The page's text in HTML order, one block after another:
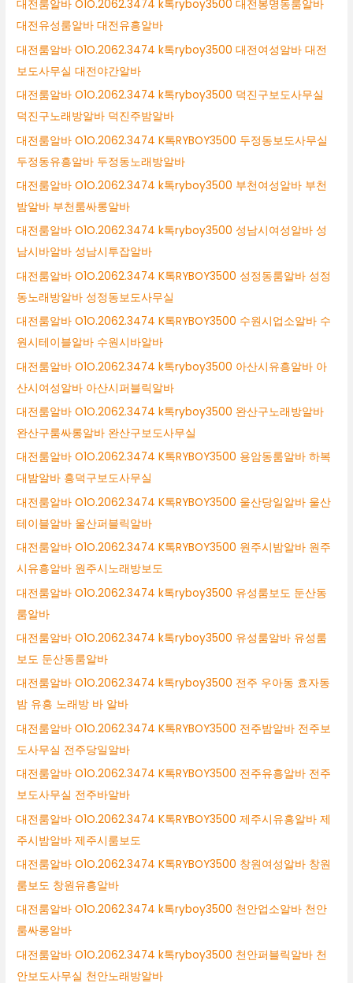
대전룸알바 O1O.2062.3474 k톡ryboy3500 대전봉명동룸알바
대전유성룸알바 대전유흥알바
대전룸알바 O1O.2062.3474 k톡ryboy3500 대전여성알바 대전
보도사무실 대전야간알바
대전룸알바 O1O.2062.3474 k톡ryboy3500 덕진구보도사무실
덕진구노래방알바 덕진주밤알바
대전룸알바 O1O.2062.3474 K톡RYBOY3500 두정동보도사무실
두정동유흥알바 두정동노래방알바
대전룸알바 O1O.2062.3474 k톡ryboy3500 부천여성알바 부천
밤알바 부천룸싸롱알바
대전룸알바 O1O.2062.3474 k톡ryboy3500 성남시여성알바 성
남시바알바 성남시투잡알바
대전룸알바 O1O.2062.3474 K톡RYBOY3500 성정동룸알바 성정
동노래방알바 성정동보도사무실
대전룸알바 O1O.2062.3474 K톡RYBOY3500 수원시업소알바 수
원시테이블알바 수원시바알바
대전룸알바 O1O.2062.3474 k톡ryboy3500 아산시유흥알바 아
산시여성알바 아산시퍼블릭알바
대전룸알바 O1O.2062.3474 k톡ryboy3500 완산구노래방알바
완산구룸싸롱알바 완산구보도사무실
대전룸알바 O1O.2062.3474 K톡RYBOY3500 용암동룸알바 하복
대밤알바 흥덕구보도사무실
대전룸알바 O1O.2062.3474 K톡RYBOY3500 울산당일알바 울산
테이블알바 울산퍼블릭알바
대전룸알바 O1O.2062.3474 K톡RYBOY3500 원주시밤알바 원주
시유흥알바 원주시노래방보도
대전룸알바 O1O.2062.3474 k톡ryboy3500 유성룸보도 둔산동
룸알바
대전룸알바 O1O.2062.3474 k톡ryboy3500 유성룸알바 유성룸
보도 둔산동룸알바
대전룸알바 O1O.2062.3474 k톡ryboy3500 전주 우아동 효자동
밤 유흥 노래방 바 알바
대전룸알바 O1O.2062.3474 K톡RYBOY3500 전주밤알바 전주보
도사무실 전주당일알바
대전룸알바 O1O.2062.3474 K톡RYBOY3500 전주유흥알바 전주
보도사무실 전주바알바
대전룸알바 O1O.2062.3474 K톡RYBOY3500 제주시유흥알바 제
주시밤알바 제주시룸보도
대전룸알바 O1O.2062.3474 K톡RYBOY3500 창원여성알바 창원
룸보도 창원유흥알바
대전룸알바 O1O.2062.3474 k톡ryboy3500 천안업소알바 천안
룸싸롱알바
대전룸알바 O1O.2062.3474 k톡ryboy3500 천안퍼블릭알바 천
안보도사무실 천안노래방알바